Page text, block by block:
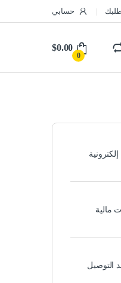
طلبك حسابي
0
$0.00
مالية
التوصيل